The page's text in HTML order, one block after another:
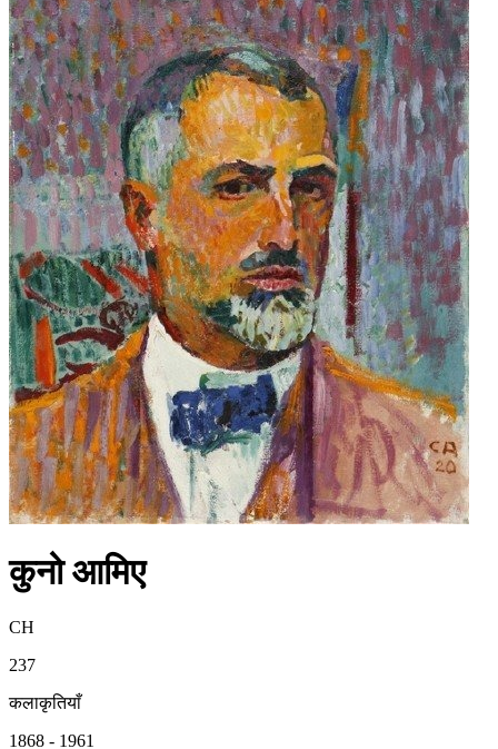
कुनो आमिए
CH
237
कलाकृतियाँ
1868 - 1961